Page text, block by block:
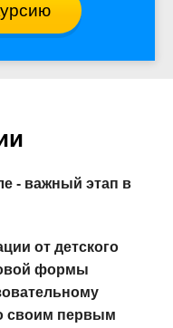
- важный этап в
от детского
формы
своим первым